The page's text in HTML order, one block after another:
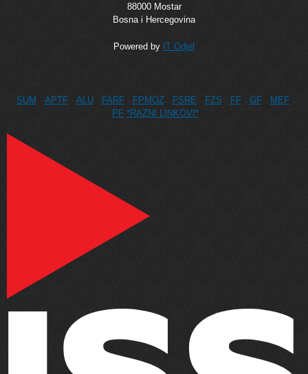
88000 Mostar
Bosna i Hercegovina
Powered by IT Odjel
SUM APTF ALU FARF FPMOZ FSRE FZS FF GF
MEF
PF *RAZNI LINKOVI*